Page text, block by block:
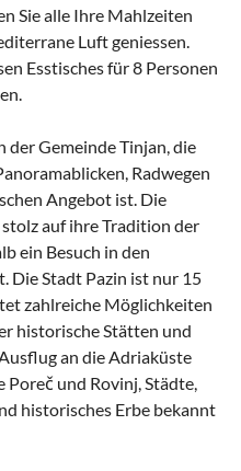
Sie alle Ihre Mahlzeiten
Luft geniessen.
Esstisches für 8 Personen
der Gemeinde Tinjan, die
Radwegen
Angebot ist. Die
auf ihre Tradition der
ein Besuch in den
Die Stadt Pazin ist nur 15
zahlreiche Möglichkeiten
historische Stätten und
an die Adriaküste
Poreč und Rovinj, Städte,
historisches Erbe bekannt